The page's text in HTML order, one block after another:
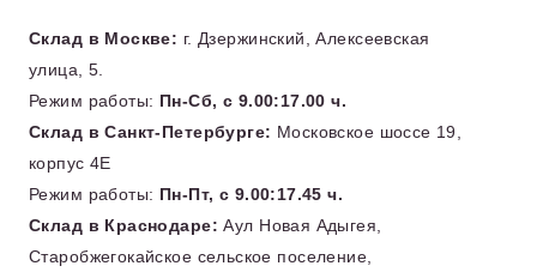
Склад в Москве: г. Дзержинский, Алексеевская
улица, 5.
Режим работы: Пн-Сб, с 9.00:17.00 ч.
Склад в Санкт-Петербурге: Московское шоссе 19,
корпус 4Е
Режим работы: Пн-Пт, с 9.00:17.45 ч.
Склад в Краснодаре: Аул Новая Адыгея,
Старобжегокайское сельское поселение,